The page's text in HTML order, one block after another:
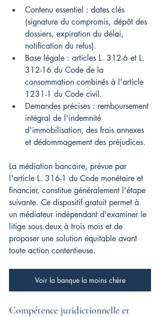
Contenu essentiel : dates clés
(signature du compromis, dépôt des
dossiers, expiration du délai,
notification du refus).
Base légale : articles L. 312-6 et L.
312-16 du Code de la
consommation combinés à l'article
1231-1 du Code civil.
Demandes précises : remboursement
intégral de l'indemnité
d'immobilisation, des frais annexes
et dédommagement des préjudices.
La médiation bancaire, prévue par
l'article L. 316-1 du Code monétaire et
financier, constitue généralement l'étape
suivante. Ce dispositif gratuit permet à
un médiateur indépendant d'examiner le
litige sous deux à trois mois et de
proposer une solution équitable avant
toute action contentieuse.
Voir la banque la moins chère
Compétence juridictionnelle et